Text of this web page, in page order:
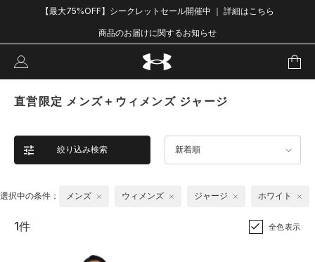
【最大75%OFF】シークレットセール開催中 ｜ 詳細はこちら
商品のお届けに関するお知らせ
直営限定 メンズ＋ウィメンズ ジャージ
絞り込み検索 新着順
選択中の条件： メンズ ウィメンズ ジャージ ホワイト
1件 全色表示